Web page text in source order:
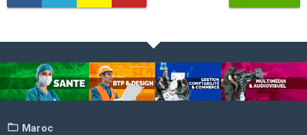
Maroc